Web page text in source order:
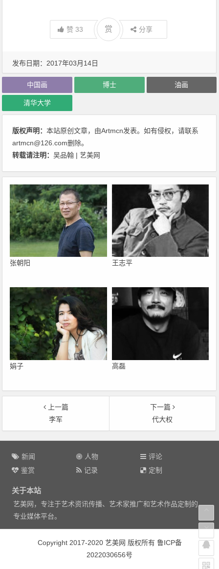
赞33 赏 分享
发布日期：2017年03月14日
中国画 博士 油画
清华大学
版权声明：本站原创文章，由Artmcn发表。如有侵权，请联系
artmcn@126.com删除。
转载请注明：吴品翰 | 艺美网
张朝阳 王志平
娟子 高磊
上一篇
李军
下一篇
代大权
文
新闻 人物
评论
鉴赏
记录 定制
关于本站
艺美网，专注于艺术资讯传播、艺术家推广和艺术作品定制的
专业媒体平台。
Copyright 2017-2020 艺美网 版权所有 鲁ICP备
2022030656号